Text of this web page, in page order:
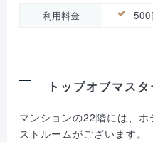
利用料金 500
トップオブマス
マンションの22階には、
ストルームがございます。